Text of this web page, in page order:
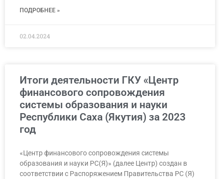
ПОДРОБНЕЕ »
02.04.2024
Итоги деятельности ГКУ «Центр
финансового сопровождения
системы образования и науки
Республики Саха (Якутия) за 2023
год
«Центр финансового сопровождения системы
образования и науки РС(Я)» (далее Центр) создан в
соответствии с Распоряжением Правительства РС (Я)